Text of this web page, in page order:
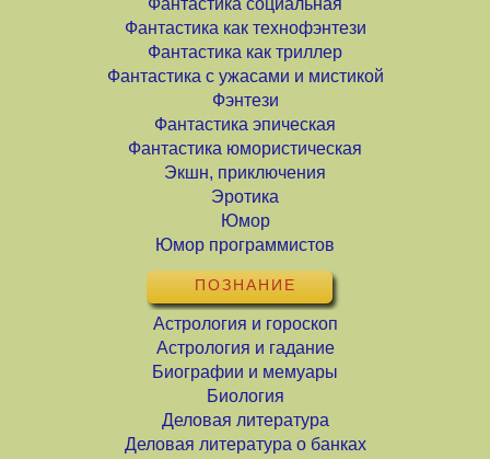
Фантастика социальная
Фантастика как технофэнтези
Фантастика как триллер
Фантастика с ужасами и мистикой
Фэнтези
Фантастика эпическая
Фантастика юмористическая
Экшн, приключения
Эротика
Юмор
Юмор программистов
ПОЗНАНИЕ
Астрология и гороскоп
Астрология и гадание
Биографии и мемуары
Биология
Деловая литература
Деловая литература о банках